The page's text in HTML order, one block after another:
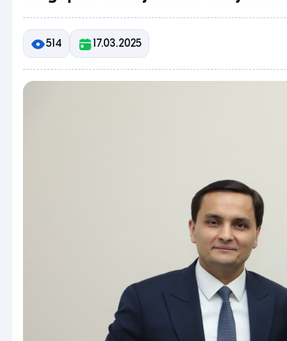
514 17.03.2025